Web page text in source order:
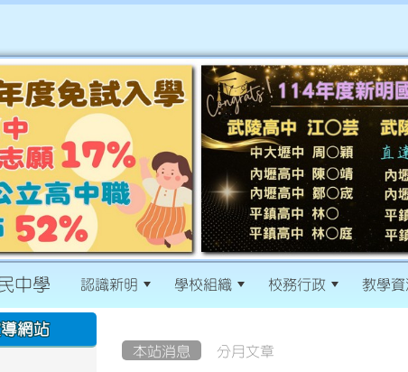
中學 認識新明 學校組織 校務行政 教學資
本站消息 分月文章
網站